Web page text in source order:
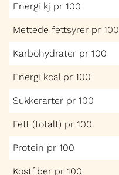
Energi kj pr 100
Mettede fettsyrer pr 100
Karbohydrater pr 100
Energi kcal pr 100
Sukkerarter pr 100
Fett (totalt) pr 100
Protein pr 100
Kostfiber pr 100